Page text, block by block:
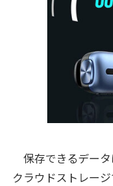
保存できるデー
クラウドストレー